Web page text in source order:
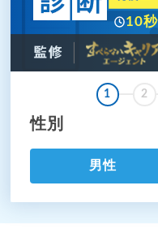
10秒
1 2
性別
男性